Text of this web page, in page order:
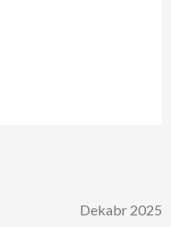
Dekabr 2025